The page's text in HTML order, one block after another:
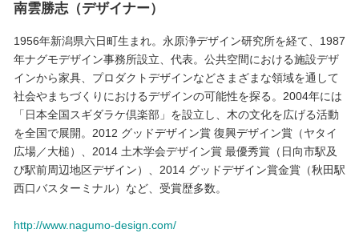
南雲勝志（デザイナー）
1956年新潟県六日町生まれ。永原浄デザイン研究所を経て、1987
年ナグモデザイン事務所設立、代表。公共空間における施設デザ
インから家具、プロダクトデザインなどさまざまな領域を通して
社会やまちづくりにおけるデザインの可能性を探る。2004年には
「日本全国スギダラケ倶楽部」を設立し、木の文化を広げる活動
を全国で展開。2012 グッドデザイン賞 復興デザイン賞（ヤタイ
広場／大槌）、2014 土木学会デザイン賞 最優秀賞（日向市駅及
び駅前周辺地区デザイン）、2014 グッドデザイン賞金賞（秋田駅
西口バスターミナル）など、受賞歴多数。
http://www.nagumo-design.com/